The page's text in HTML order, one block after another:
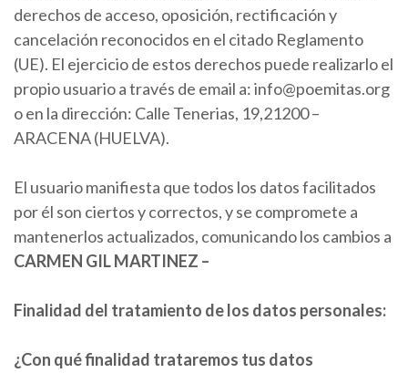
derechos de acceso, oposición, rectificación y
cancelación reconocidos en el citado Reglamento
(UE). El ejercicio de estos derechos puede realizarlo el
propio usuario a través de email a: info@poemitas.org
o en la dirección: Calle Tenerias, 19,21200 –
ARACENA (HUELVA).
El usuario manifiesta que todos los datos facilitados
por él son ciertos y correctos, y se compromete a
mantenerlos actualizados, comunicando los cambios a
CARMEN GIL MARTINEZ –
Finalidad del tratamiento de los datos personales:
¿Con qué finalidad trataremos tus datos